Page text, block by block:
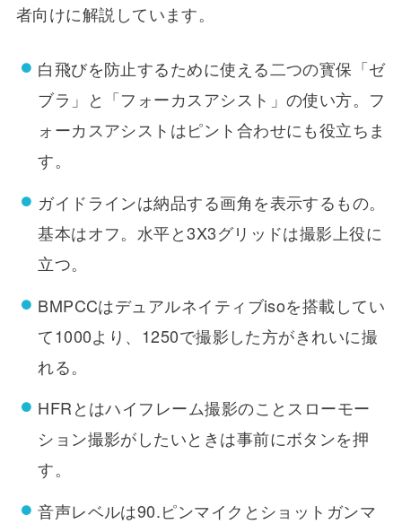
者向けに解説しています。
白飛びを防止するために使える二つの寳保「ゼ
ブラ」と「フォーカスアシスト」の使い方。フ
ォーカスアシストはピント合わせにも役立ちま
す。
ガイドラインは納品する画角を表示するもの。
基本はオフ。水平と3X3グリッドは撮影上役に
立つ。
BMPCCはデュアルネイティブisoを搭載してい
て1000より、1250で撮影した方がきれいに撮
れる。
HFRとはハイフレーム撮影のことスローモー
ション撮影がしたいときは事前にボタンを押
す。
音声レベルは90.ピンマイクとショットガンマ